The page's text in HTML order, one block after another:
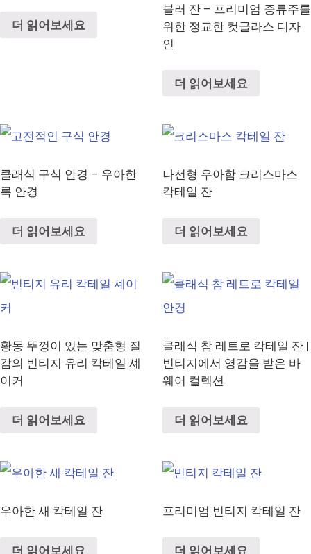
더 읽어보세요
블러 잔 – 프리미엄 증류주를
위한 정교한 컷글라스 디자
인
더 읽어보세요
클래식 구식 안경 – 우아한
록 안경
더 읽어보세요
나선형 우아함 크리스마스
칵테일 잔
더 읽어보세요
황동 뚜껑이 있는 맞춤형 질
감의 빈티지 유리 칵테일 셰
이커
더 읽어보세요
클래식 참 레트로 칵테일 잔 |
빈티지에서 영감을 받은 바
웨어 컬렉션
더 읽어보세요
우아한 새 칵테일 잔
더 읽어보세요
프리미엄 빈티지 칵테일 잔
더 읽어보세요